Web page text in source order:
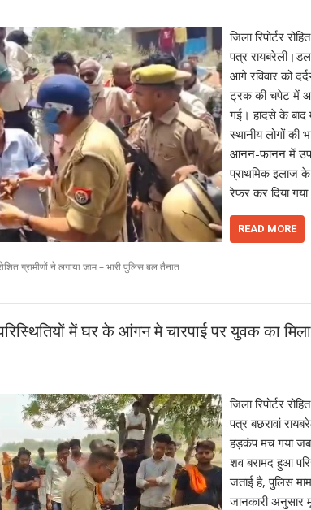
जिला रिपोर्टर
पत्र
आगे रविवार को
ट्रक की चपेट में
गई। हादसे के
स्थानीय लोगों की
आनन-फानन में
प्राथमिक इलाज
रेफर कर दिया
READ MORE
ग्रामीणों ने लगाया जाम – भारी पुलिस बल तैनात
में घर के आंगन मे चारपाई पर युवक का
जिला रिपोर्टर
पत्र बछरावां
हड़कंप मच गया
शव बरामद हुआ
जताई है, पुलिस
जानकारी